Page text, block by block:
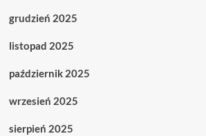
grudzień 2025
listopad 2025
październik 2025
wrzesień 2025
sierpień 2025